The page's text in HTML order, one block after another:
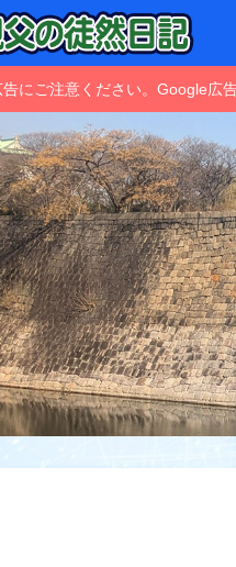
にご注意ください。Google広